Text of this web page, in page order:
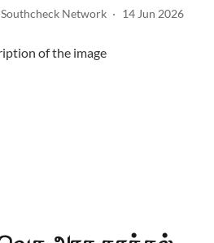
Southcheck Network 14 Jun 2026